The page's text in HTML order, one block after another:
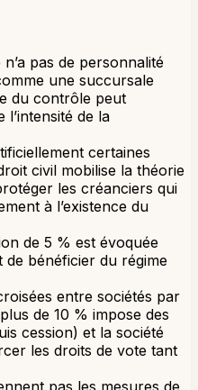
pas de personnalité
une succursale
du contrôle peut
l’intensité de la
certaines
civil mobilise la théorie
les créanciers qui
à l’existence du
de 5 % est évoquée
bénéficier du régime
entre sociétés par
de 10 % impose des
cession) et la société
les droits de vote tant